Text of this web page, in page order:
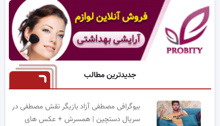
جدیدترین مطالب
بیوگرافی مصطفی آزاد بازیگر نقش مصطفی در
سریال دستچین | همسرش + عکس های